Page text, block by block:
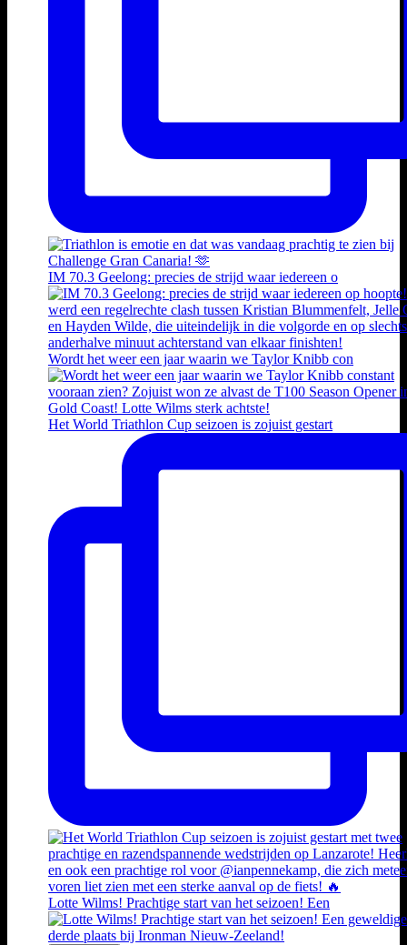
IM 70.3 Geelong: precies de strijd waar iedereen o
Wordt het weer een jaar waarin we Taylor Knibb con
Het World Triathlon Cup seizoen is zojuist gestart
Lotte Wilms! Prachtige start van het seizoen! Een